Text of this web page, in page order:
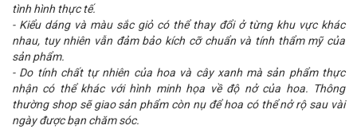
tình hình thực tế.
- Kiểu dáng và màu sắc giỏ có thể thay đổi ở từng khu vực khác
nhau, tuy nhiên vẫn đảm bảo kích cỡ chuẩn và tính thẩm mỹ của
sản phẩm.
- Do tính chất tự nhiên của hoa và cây xanh mà sản phẩm thực
nhận có thể khác với hình minh họa về độ nở của hoa. Thông
thường shop sẽ giao sản phẩm còn nụ để hoa có thể nở rộ sau vài
ngày được bạn chăm sóc.